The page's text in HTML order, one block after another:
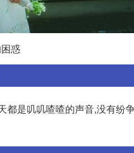
惑
都是叽叽喳喳的声音,没有